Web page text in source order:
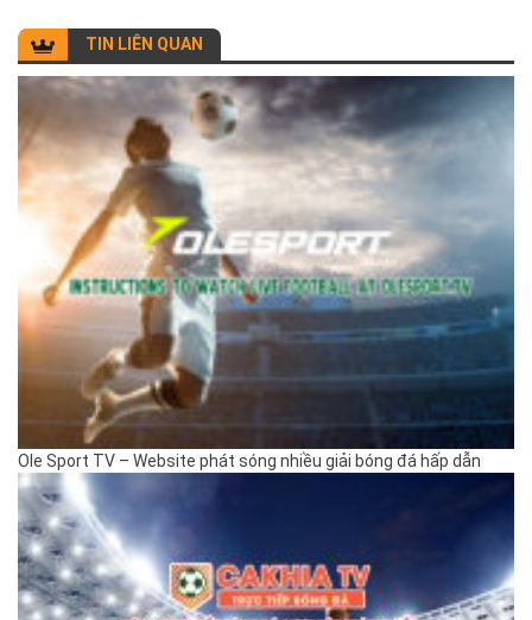
TIN LIÊN QUAN
Ole Sport TV – Website phát sóng nhiều giải bóng đá hấp dẫn